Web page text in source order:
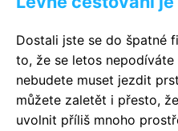
Dostali jste se do špatné
to, že se letos nepodíváte
nebudete muset jezdit
můžete zaletět i přesto,
uvolnit příliš mnoho